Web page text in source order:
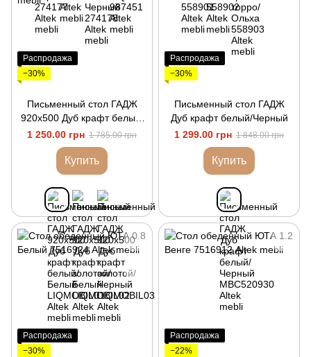
Распродажа
−30%
Письменный стол ГАДЖ
920х500 Дуб крафт белый/
Белый
1 250.00 грн 1 785.00 грн
Купить
Распродажа
−30%
Письменный стол ГАДЖ
Дуб крафт белый/Черный
1 299.00 грн 1 848.00 грн
Купить
Распродажа
−30%
Распродажа
−22%